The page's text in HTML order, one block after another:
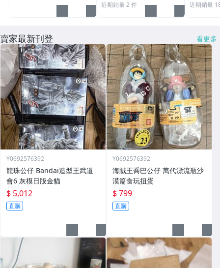
近期銷量 2 件 近期銷量
賣家最新刊登 看更多
Y0692576392
龍珠公仔 Bandai造型王武道
會6 灰模日版金貓
$ 5,012
直購
Y0692576392
海賊王喬巴公仔 萬代漂流瓶沙
漠篇食玩扭蛋
$ 799
直購